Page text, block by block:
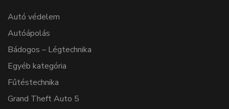
Autó védelem
Autóápolás
Bádogos – Légtechnika
Egyéb kategória
Fűtéstechnika
Grand Theft Auto 5